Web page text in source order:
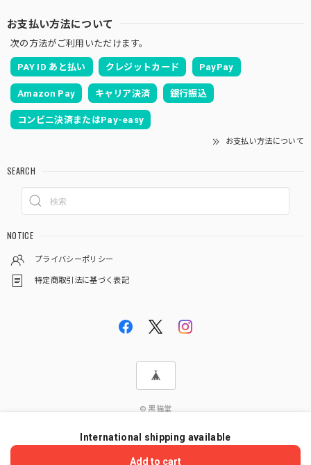
お支払い方法について
次の方法がご利用いただけます。
PAY ID あと払い クレジットカード PayPay
Amazon Pay キャリア決済 銀行振込
コンビニ決済またはPay-easy
お支払い方法について
SEARCH
NOTICE
プライバシーポリシー
特定商取引法に基づく表記
© 黒猫堂
International shipping available
Add to cart
ショップに質問する